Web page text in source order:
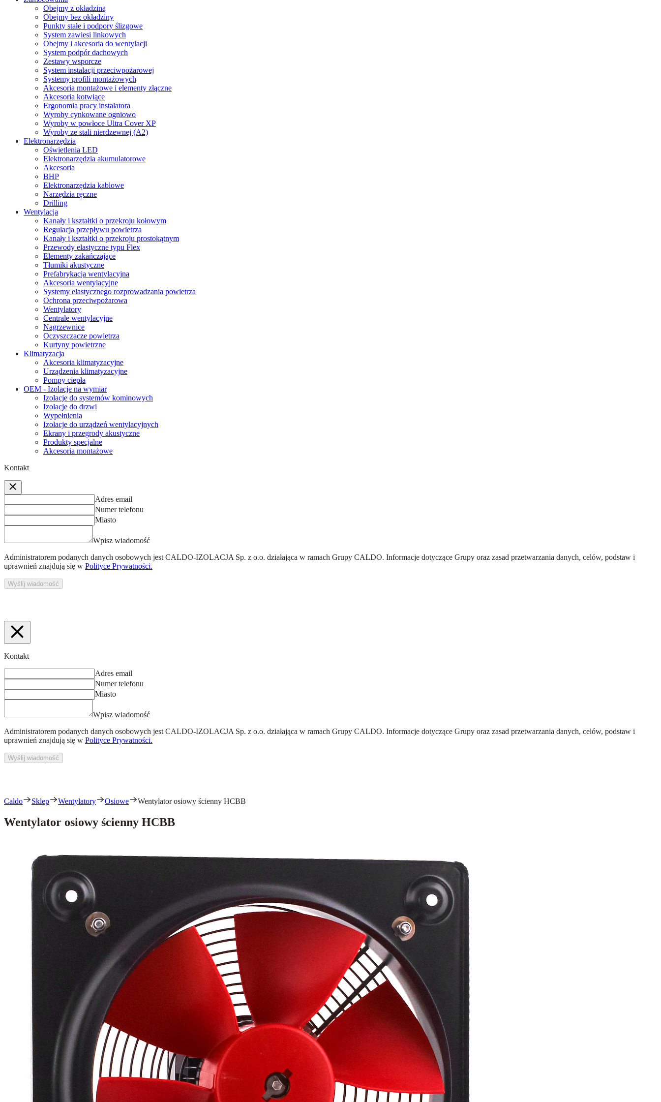
Obejmy z okładziną
Obejmy bez okładziny
Punkty stałe i podpory ślizgowe
System zawiesi linkowych
Obejmy i akcesoria do wentylacji
System podpór dachowych
Zestawy wsporcze
System instalacji przeciwpożarowej
Systemy profili montażowych
Akcesoria montażowe i elementy złączne
Akcesoria kotwiące
Ergonomia pracy instalatora
Wyroby cynkowane ogniowo
Wyroby w powłoce Ultra Cover XP
Wyroby ze stali nierdzewnej (A2)
Elektronarzędzia
Oświetlenia LED
Elektronarzędzia akumulatorowe
Akcesoria
BHP
Elektronarzędzia kablowe
Narzędzia ręczne
Drilling
Wentylacja
Kanały i kształtki o przekroju kołowym
Regulacja przepływu powietrza
Kanały i kształtki o przekroju prostokątnym
Przewody elastyczne typu Flex
Elementy zakańczające
Tłumiki akustyczne
Prefabrykacja wentylacyjna
Akcesoria wentylacyjne
Systemy elastycznego rozprowadzania powietrza
Ochrona przeciwpożarowa
Wentylatory
Centrale wentylacyjne
Nagrzewnice
Oczyszczacze powietrza
Kurtyny powietrzne
Klimatyzacja
Akcesoria klimatyzacyjne
Urządzenia klimatyzacyjne
Pompy ciepła
OEM - Izolacje na wymiar
Izolacje do systemów kominowych
Izolacje do drzwi
Wypełnienia
Izolacje do urządzeń wentylacyjnych
Ekrany i przegrody akustyczne
Produkty specjalne
Akcesoria montażowe
Kontakt
Adres email
Numer telefonu
Miasto
Wpisz wiadomość
Administratorem podanych danych osobowych jest CALDO-IZOLACJA Sp. z o.o. działająca w ramach Grupy CALDO. Informacje dotyczące Grupy oraz zasad przetwarzania danych, celów, podstaw i
uprawnień znajdują się w Polityce Prywatności.
Wyślij wiadomość
Kontakt
Adres email
Numer telefonu
Miasto
Wpisz wiadomość
Administratorem podanych danych osobowych jest CALDO-IZOLACJA Sp. z o.o. działająca w ramach Grupy CALDO. Informacje dotyczące Grupy oraz zasad przetwarzania danych, celów, podstaw i
uprawnień znajdują się w Polityce Prywatności.
Wyślij wiadomość
Caldo Sklep Wentylatory Osiowe Wentylator osiowy ścienny HCBB
Wentylator osiowy ścienny HCBB